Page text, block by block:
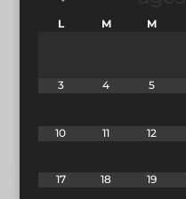
L M M
3 4 5
10 11 12
17 18 19